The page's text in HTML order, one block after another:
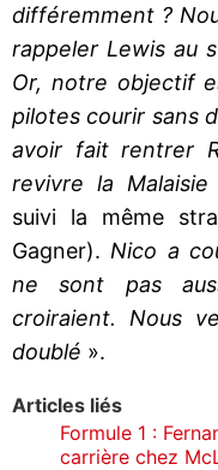
différemment ?
rappeler Lewis au
Or, notre objectif
pilotes courir sans
avoir fait rentrer
revivre la Malaisie
suivi la même
Gagner). Nico a
ne sont pas
croiraient. Nous
doublé ».
Articles liés
Formule 1 :
carrière chez